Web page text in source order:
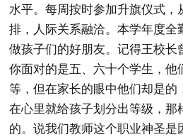
水平。每周按时参加升旗仪式，
排，人际关系融洽。本学年度全
做孩子们的好朋友。记得王校长
你面对的是五、六十个学生，他
等，但在家长的眼中他们却是的
在心里就给孩子划分出等级，那
的。说我们教师这个职业神圣是